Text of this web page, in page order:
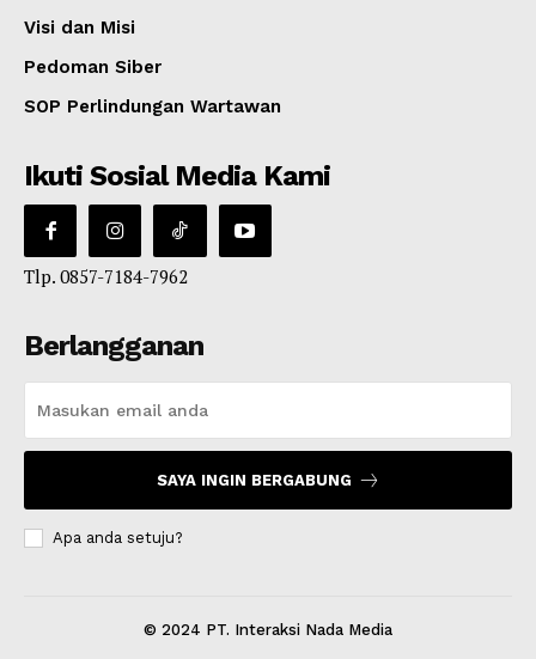
Visi dan Misi
Pedoman Siber
SOP Perlindungan Wartawan
Ikuti Sosial Media Kami
Tlp. 0857-7184-7962
Berlangganan
SAYA INGIN BERGABUNG
Apa anda setuju?
© 2024 PT. Interaksi Nada Media